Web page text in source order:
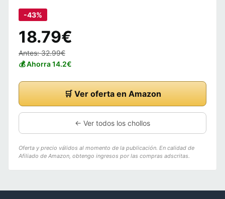
-43%
18.79€
Antes: 32.99€
💰 Ahorra 14.2€
🛒 Ver oferta en Amazon
← Ver todos los chollos
Oferta y precio válidos al momento de la publicación. En calidad de
Afiliado de Amazon, obtengo ingresos por las compras adscritas.